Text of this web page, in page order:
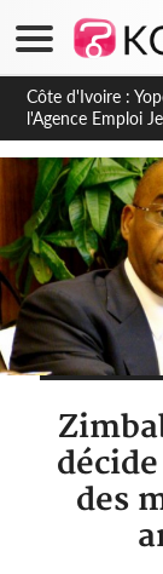
Côte d'Ivoire :
contractuels
arriérés du SMIG
des